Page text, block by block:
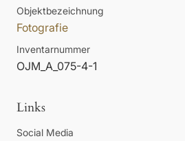
Objektbezeichnung
Fotografie
Inventarnummer
OJM_A_075-4-1
Links
Social Media